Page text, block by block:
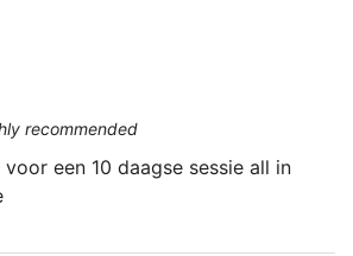
recommended
een 10 daagse sessie all in